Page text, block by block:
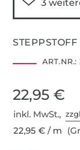
ART.NR.:
22,95 €
inkl. MwSt.,
22,95 € / m